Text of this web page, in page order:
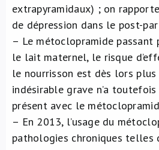
extrapyramidaux) ; on
de dépression dans le post-
– Le métoclopramide passant
le lait maternel, le risque
le nourrisson est dès lors
indésirable grave n’a
présent avec le
– En 2013, l’usage du
pathologies chroniques telles